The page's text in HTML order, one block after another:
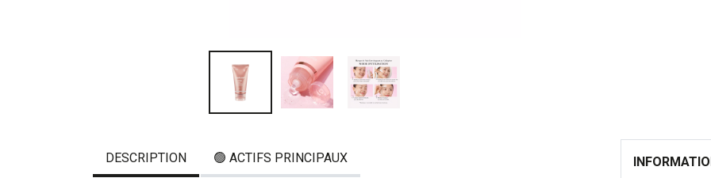
DESCRIPTION 🟢 ACTIFS PRINCIPAUX